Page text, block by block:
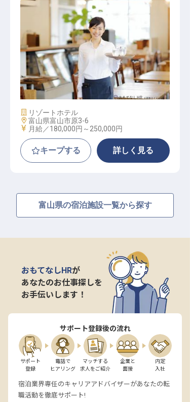
接客スタッフ【ホテル森の風立山】
施設業態
リゾートホテル
勤務地
富山県富山市原3-6
給与
月給／180,000円～ 250,000円
キープする 詳しく見る
富山県の宿泊施設一覧から探す
おもてなしHRが
あなたのお仕事探しを
お手伝いします！
サポート登録後の流れ
サポート
登録
電話で
ヒアリング
マッチする
求人をご紹介
企業と
面接
内定
入社
宿泊業界専任のキャリアアドバイザーがあなたの転
職活動を徹底サポート!